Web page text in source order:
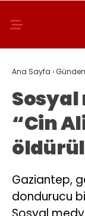
Ana Sayfa ›
“Cin
Gaziantep,
dondurucu